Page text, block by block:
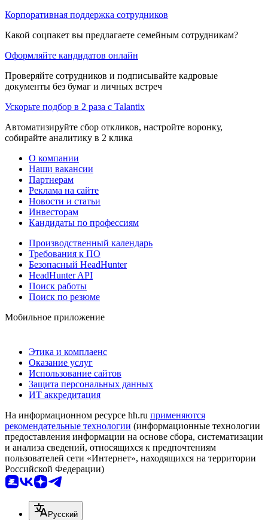
Корпоративная поддержка сотрудников
Какой соцпакет вы предлагаете семейным сотрудникам?
Оформляйте кандидатов онлайн
Проверяйте сотрудников и подписывайте кадровые
документы без бумаг и личных встреч
Ускорьте подбор в 2 раза с Talantix
Автоматизируйте сбор откликов, настройте воронку,
собирайте аналитику в 2 клика
О компании
Наши вакансии
Партнерам
Реклама на сайте
Новости и статьи
Инвесторам
Кандидаты по профессиям
Производственный календарь
Требования к ПО
Безопасный HeadHunter
HeadHunter API
Поиск работы
Поиск по резюме
Мобильное приложение
Этика и комплаенс
Оказание услуг
Использование сайтов
Защита персональных данных
ИТ аккредитация
На информационном ресурсе hh.ru применяются
рекомендательные технологии (информационные технологии
предоставления информации на основе сбора, систематизации
и анализа сведений, относящихся к предпочтениям
пользователей сети «Интернет», находящихся на территории
Российской Федерации)
Русский